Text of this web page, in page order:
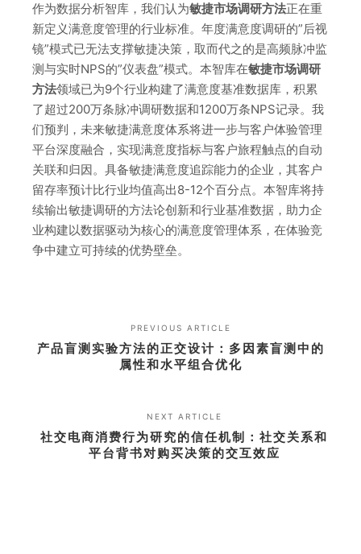
作为数据分析智库，我们认为敏捷市场调研方法正在重
新定义满意度管理的行业标准。年度满意度调研的”后视
镜”模式已无法支撑敏捷决策，取而代之的是高频脉冲监
测与实时NPS的”仪表盘”模式。本智库在敏捷市场调研
方法领域已为9个行业构建了满意度基准数据库，积累
了超过200万条脉冲调研数据和1200万条NPS记录。我
们预判，未来敏捷满意度体系将进一步与客户体验管理
平台深度融合，实现满意度指标与客户旅程触点的自动
关联和归因。具备敏捷满意度追踪能力的企业，其客户
留存率预计比行业均值高出8-12个百分点。本智库将持
续输出敏捷调研的方法论创新和行业基准数据，助力企
业构建以数据驱动为核心的满意度管理体系，在体验竞
争中建立可持续的优势壁垒。
PREVIOUS ARTICLE
产品盲测实验方法的正交设计：多因素盲测中的
属性和水平组合优化
NEXT ARTICLE
社交电商消费行为研究的信任机制：社交关系和
平台背书对购买决策的交互效应